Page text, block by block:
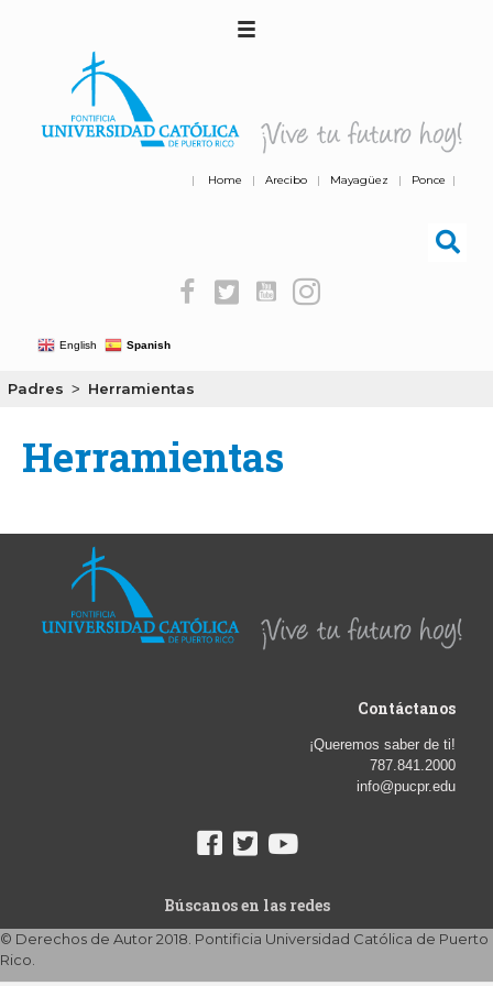
| Home | Arecibo | Mayagüez | Ponce |
English Spanish
Padres > Herramientas
Herramientas
Contáctanos
¡Queremos saber de ti!
787.841.2000
info@pucpr.edu
Búscanos en las redes
© Derechos de Autor 2018. Pontificia Universidad Católica de Puerto
Rico.